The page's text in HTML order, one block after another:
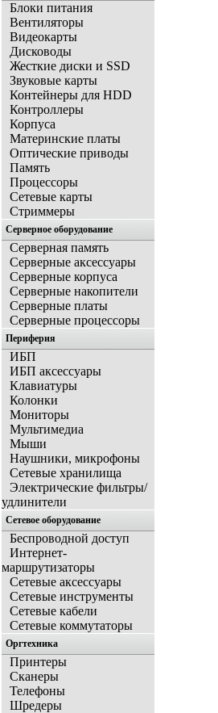
Блоки питания
Вентиляторы
Видеокарты
Дисководы
Жесткие диски и SSD
Звуковые карты
Контейнеры для HDD
Контроллеры
Корпуса
Материнские платы
Оптические приводы
Память
Процессоры
Сетевые карты
Стриммеры
Серверное оборудование
Серверная память
Серверные аксессуары
Серверные корпуса
Серверные накопители
Серверные платы
Серверные процессоры
Периферия
ИБП
ИБП аксессуары
Клавиатуры
Колонки
Мониторы
Мультимедиа
Мыши
Наушники, микрофоны
Сетевые хранилища
Электрические фильтры/
удлинители
Сетевое оборудование
Беспроводной доступ
Интернет-
маршрутизаторы
Сетевые аксессуары
Сетевые инструменты
Сетевые кабели
Сетевые коммутаторы
Оргтехника
Принтеры
Сканеры
Телефоны
Шредеры